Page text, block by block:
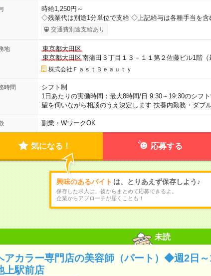
時給1,250円～
◇残業代は別途1分単位で支給 ◇上記給与は各種手当を
交通費別途支給あり
地
東京都大田区
東京都大田区南蒲田３丁目１３－１１第２佐藤ビル1階（
株式会社ＦａｓｔＢｅａｕｔｙ
時間
シフト制
1日あたりの実働時間：最大8時間/日 9:30～19:30のシフ
望を伺いながら相談のうえ決定します 扶養内勤務・ダブ
副業・WワークOK
気になる！ 応募する
興味のあるバイト は、とりあえず保存しよう♪
保存した求人は、後からまとめて応募できるよ。
企業からアプローチが届くことも！
未読
アカラー専門店の美容師（パート）◆週2日
上駅前店